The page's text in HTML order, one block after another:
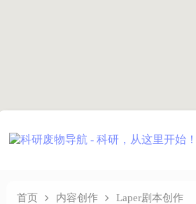
首页 内容创作 Laper剧本创作